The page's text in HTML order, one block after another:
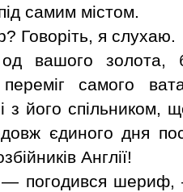
самим містом.
Говоріть, я слухаю.
вашого золота,
самого
з його спільником,
єдиного дня
Англії!
— погодився